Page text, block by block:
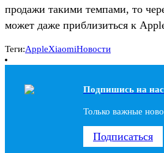
продажи такими темпами, то
может даже приблизиться к
Теги:AppleXiaomiНовости
Подпишись на
Только важные
Подписаться